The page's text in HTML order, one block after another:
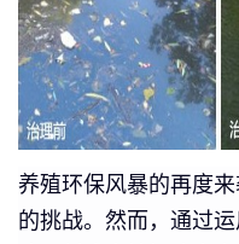
养殖环保风暴的再度
的挑战。然而，通过